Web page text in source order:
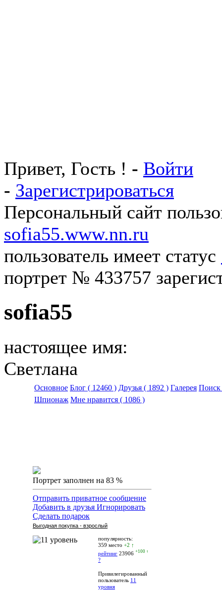
Привет, Гость ! - Войти
- Зарегистрироваться
Персональный сайт
sofia55.www.nn.ru
пользователь имеет статус
портрет № 433757
sofia55
настоящее имя:
Светлана
Основное Блог ( 12460 ) Друзья ( 1892 ) Галерея Поиск
Шпионаж Мне нравится ( 1086 )
Портрет заполнен на 83 %
Отправить приватное сообщение
Добавить в друзья Игнорировать
Сделать подарок
Выгодная покупка - взрослый
популярность:
359 место +2 ↑
рейтинг 23906 +100 ↑
?
Привилегированный
пользователь 11
уровня